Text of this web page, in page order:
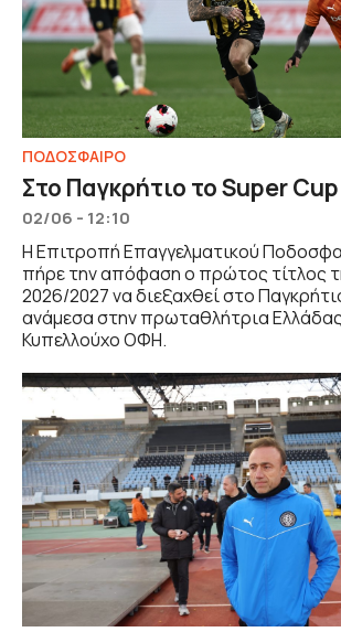
ΠΟΔΟΣΦΑΙΡΟ
Στο Παγκρήτιο το Super Cup
02/06 - 12:10
Η Επιτροπή Επαγγελματικού
πήρε την απόφαση ο πρώτος τίτλος
2026/2027 να διεξαχθεί στο
ανάμεσα στην πρωταθλήτρια
Κυπελλούχο ΟΦΗ.